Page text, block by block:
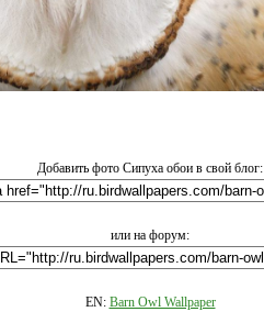
Добавить фото Сипуха обои в свой блог:
или на форум:
EN: Barn Owl Wallpaper